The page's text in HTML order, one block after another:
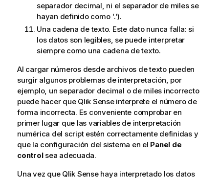
separador decimal, ni el separador de miles se
hayan definido como '.').
Una cadena de texto. Este dato nunca falla: si
los datos son legibles, se puede interpretar
siempre como una cadena de texto.
Al cargar números desde archivos de texto pueden
surgir algunos problemas de interpretación, por
ejemplo, un separador decimal o de miles incorrecto
puede hacer que Qlik Senseinterprete el número de
forma incorrecta. Es conveniente comprobar en
primer lugar que las variables de interpretación
numérica del script estén correctamente definidas y
que la configuración del sistema en el Panel de
controlsea adecuada.
Una vez que Qlik Sensehaya interpretado los datos